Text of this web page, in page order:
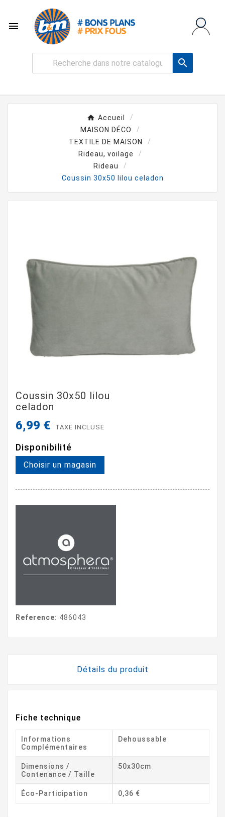


Accueil
MAISON DÉCO
TEXTILE DE MAISON
Rideau, voilage
Rideau
Coussin 30x50 lilou celadon
Coussin 30x50 lilou
celadon
6,99 € TAXE INCLUSE
Disponibilité
Choisir un magasin
Reference: 486043
Détails du produit
Fiche technique
Informations
Complémentaires
Dehoussable
Dimensions /
Contenance / Taille
50x30cm
Éco-Participation 0,36 €